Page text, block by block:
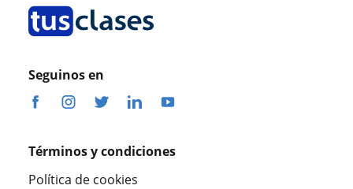
Seguinos en
Términos y condiciones
Política de cookies